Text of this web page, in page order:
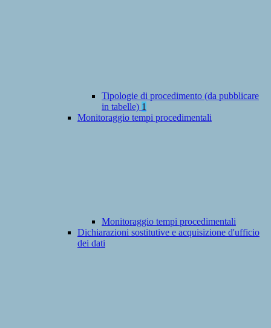
Tipologie di procedimento (da pubblicare
in tabelle) 1
Monitoraggio tempi procedimentali
Monitoraggio tempi procedimentali
Dichiarazioni sostitutive e acquisizione d'ufficio
dei dati